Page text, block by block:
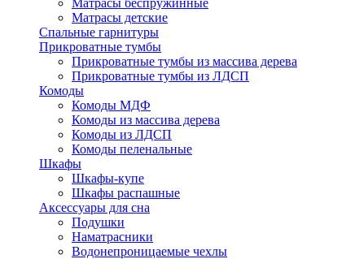
Матрасы беспружинные
Матрасы детские
Спальные гарнитуры
Прикроватные тумбы
Прикроватные тумбы из массива дерева
Прикроватные тумбы из ЛДСП
Комоды
Комоды МДФ
Комоды из массива дерева
Комоды из ЛДСП
Комоды пеленальные
Шкафы
Шкафы-купе
Шкафы распашные
Аксессуары для сна
Подушки
Наматрасники
Водонепроницаемые чехлы